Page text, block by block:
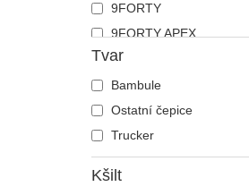
9FORTY
9FORTY APEX
9FORTY M-Crown
9SEVENTY
9TWENTY
A Frame
E Frame
Runner
Tvar
Bambule
Ostatní čepice
Trucker
Kšilt